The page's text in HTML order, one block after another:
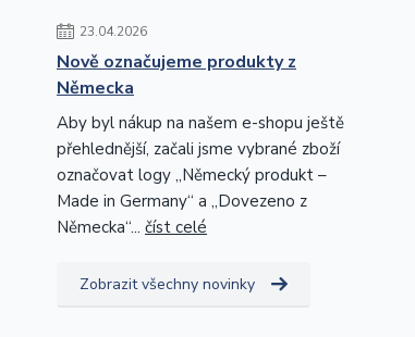
23.04.2026
Nově označujeme produkty z
Německa
Aby byl nákup na našem e-shopu ještě
přehlednější, začali jsme vybrané zboží
označovat logy „Německý produkt –
Made in Germany“ a „Dovezeno z
Německa“... číst celé
Zobrazit všechny novinky